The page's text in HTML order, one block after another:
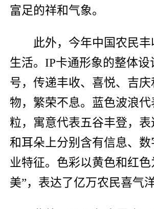
富足的祥和气象。
此外，今年中国农民
生活。IP卡通形象的整体
号，传递丰收、喜悦、吉
物，繁荣不息。蓝色波浪
粒，寓意代表五谷丰登，
和耳朵上分别含有信息、
业特征。色彩以黄色和红
美”，表达了亿万农民喜气